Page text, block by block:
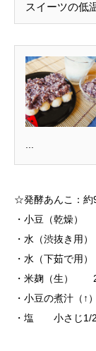
スイーツの低
...
☆発酵あんこ：
・小豆（乾燥
・水（渋抜き
・水（下茹で
・米麹（生）
・小豆の煮汁
・塩 小さじ1/2